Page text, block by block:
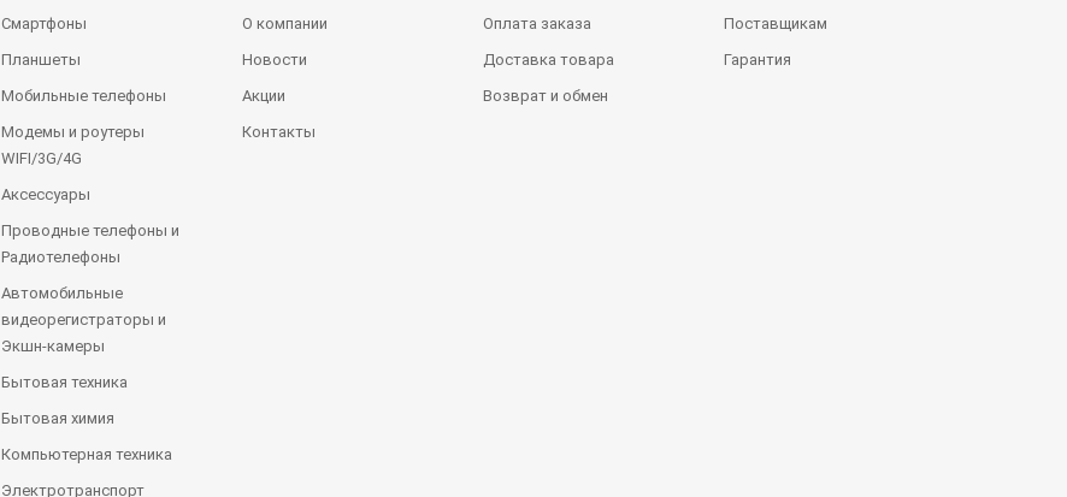
Смартфоны
Планшеты
Мобильные телефоны
Модемы и роутеры
WIFI/3G/4G
Аксессуары
Проводные телефоны и
Радиотелефоны
Автомобильные
видеорегистраторы и
Экшн-камеры
Бытовая техника
Бытовая химия
Компьютерная техника
Электротранспорт
О компании
Новости
Акции
Контакты
Оплата заказа
Доставка товара
Возврат и обмен
Поставщикам
Гарантия